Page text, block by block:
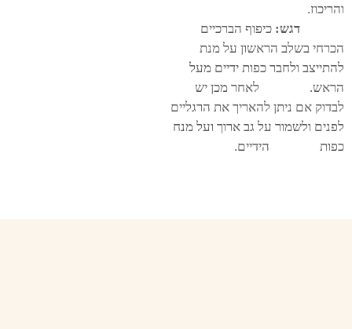
והריכוז.
דגש: כיפוף הברכיים
הכרחי בשלב הראשון על מנת
להתייצב ולחבר כפות ידיים מעל
הראש. לאחר מכן יש
לבדוק אם ניתן להאריך את הרגליים
לפנים ולשמור על גב ארוך ועל מנח
כפות הידיים.